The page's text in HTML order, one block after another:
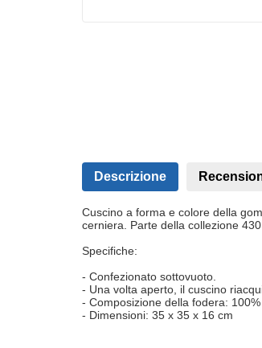
Descrizione
Cuscino a forma e colore della
cerniera. Parte della collezione
Specifiche:
- Confezionato sottovuoto.
- Una volta aperto, il cuscino
- Composizione della fodera: 100%
- Dimensioni: 35 x 35 x 16 cm